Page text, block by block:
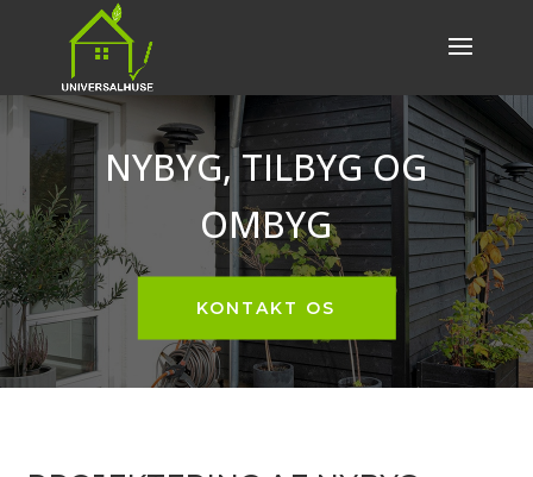
NYBYG, TILBYG OG
OMBYG
KONTAKT OS